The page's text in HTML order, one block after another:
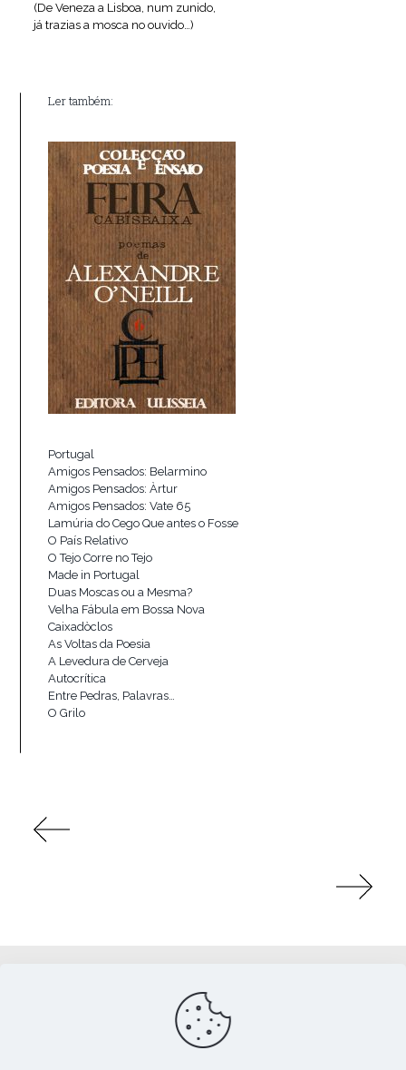
(De Veneza a Lisboa, num zunido,
já trazias a mosca no ouvido…)
Ler também:
Portugal
Amigos Pensados: Belarmino
Amigos Pensados: Àrtur
Amigos Pensados: Vate 65
Lamúria do Cego Que antes o Fosse
O País Relativo
O Tejo Corre no Tejo
Made in Portugal
Duas Moscas ou a Mesma?
Velha Fábula em Bossa Nova
Caixadòclos
As Voltas da Poesia
A Levedura de Cerveja
Autocrítica
Entre Pedras, Palavras…
O Grilo